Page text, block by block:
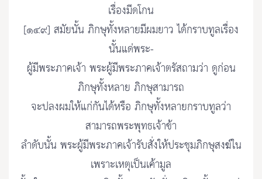
เรื่องมีดโกน
[๑๔๙] สมัยนั้น ภิกษุทั้งหลายมีผมยาว ได้กราบทูลเรื่อง
นั้นแด่พระ-
ผู้มีพระภาคเจ้า พระผู้มีพระภาคเจ้าตรัสถามว่า ดูก่อน
ภิกษุทั้งหลาย ภิกษุสามารถ
จะปลงผมให้แก่กันได้หรือ ภิกษุทั้งหลายกราบทูลว่า
สามารถพระพุทธเจ้าข้า
ลำดับนั้น พระผู้มีพระภาคเจ้ารับสั่งให้ประชุมภิกษุสงฆ์ใน
เพราะเหตุเป็นเค้ามูล